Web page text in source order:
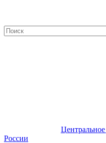
России